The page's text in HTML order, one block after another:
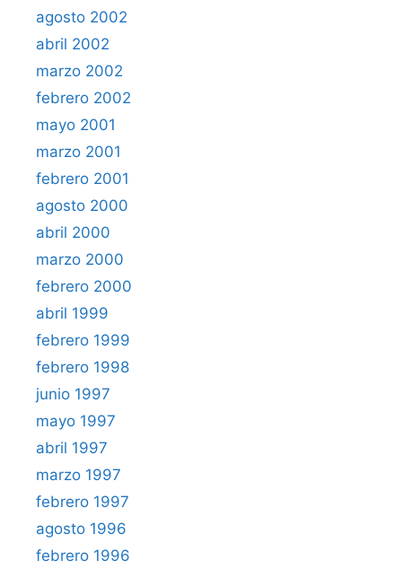
agosto 2002
abril 2002
marzo 2002
febrero 2002
mayo 2001
marzo 2001
febrero 2001
agosto 2000
abril 2000
marzo 2000
febrero 2000
abril 1999
febrero 1999
febrero 1998
junio 1997
mayo 1997
abril 1997
marzo 1997
febrero 1997
agosto 1996
febrero 1996